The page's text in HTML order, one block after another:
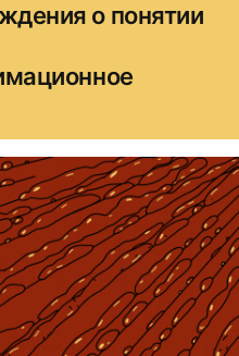
о понятии